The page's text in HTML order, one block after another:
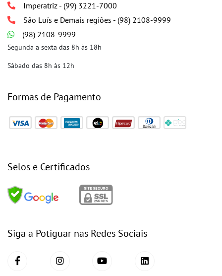
Imperatriz - (99) 3221-7000
São Luís e Demais regiões - (98) 2108-9999
(98) 2108-9999
Segunda a sexta das 8h às 18h
Sábado das 8h às 12h
Formas de Pagamento
Selos e Certificados
Siga a Potiguar nas Redes Sociais